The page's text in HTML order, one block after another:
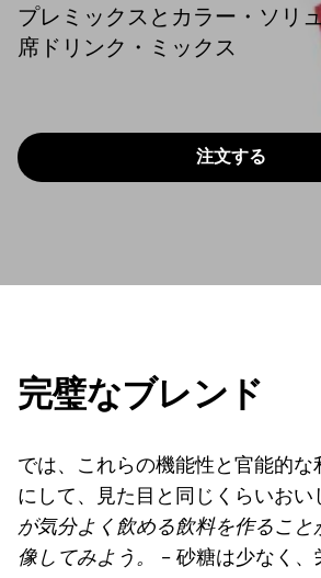
プレミックスとカラー・ソリ
席ドリンク・ミックス
注文する
完璧なブレンド
では、これらの機能性と官能的
にして、見た目と同じくらいおい
が気分よく飲める飲料を作るこ
像してみよう。 - 砂糖は少なく、